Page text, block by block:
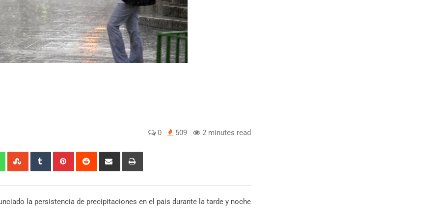
0 509 2 minutes read
WhatsappStumbleUpon
Tumblr Pinterest Reddit
Share
la persistencia de precipitaciones en el país durante la tarde y noche